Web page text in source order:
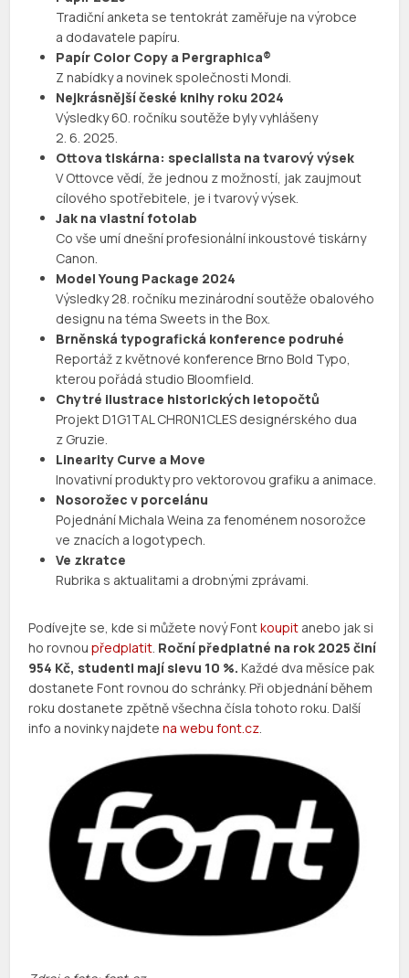
Tradiční anketa se tentokrát zaměřuje na výrobce
a dodavatele papíru.
Papír Color Copy a Pergraphica®
Z nabídky a novinek společnosti Mondi.
Nejkrásnější české knihy roku 2024
Výsledky 60. ročníku soutěže byly vyhlášeny
2. 6. 2025.
Ottova tiskárna: specialista na tvarový výsek
V Ottovce vědí, že jednou z možností, jak zaujmout
cílového spotřebitele, je i tvarový výsek.
Jak na vlastní fotolab
Co vše umí dnešní profesionální inkoustové tiskárny
Canon.
Model Young Package 2024
Výsledky 28. ročníku mezinárodní soutěže obalového
designu na téma Sweets in the Box.
Brněnská typografická konference podruhé
Reportáž z květnové konference Brno Bold Typo,
kterou pořádá studio Bloomfield.
Chytré ilustrace historických letopočtů
Projekt D1G1TAL CHR0N1CLES designérského dua
z Gruzie.
Linearity Curve a Move
Inovativní produkty pro vektorovou grafiku a animace.
Nosorožec v porcelánu
Pojednání Michala Weina za fenoménem nosorožce
ve znacích a logotypech.
Ve zkratce
Rubrika s aktualitami a drobnými zprávami.
Podívejte se, kde si můžete nový Fontkoupit anebo jak si
ho rovnoupředplatit. Roční předplatné na rok 2025 činí
954 Kč, studenti mají slevu 10 %. Každé dva měsíce pak
dostanete Font rovnou do schránky. Při objednání během
roku dostanete zpětně všechna čísla tohoto roku. Další
info a novinky najdetena webu font.cz.